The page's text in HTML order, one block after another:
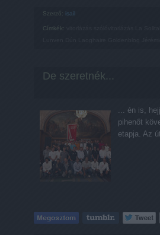
Szerző: isail
Címkék:
De szeretnék...
... én is,
pihenőt
etapja. Az